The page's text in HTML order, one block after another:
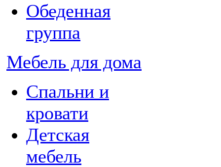
Обеденная
группа
Мебель для дома
Спальни и
кровати
Детская
мебель